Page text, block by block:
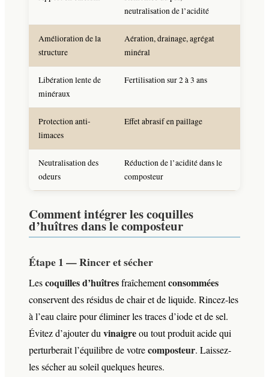
neutralisation de l’acidité
Amélioration de la
structure
Aération, drainage, agrégat
minéral
Libération lente de
minéraux
Fertilisation sur 2 à 3 ans
Protection anti-
limaces
Effet abrasif en paillage
Neutralisation des
odeurs
Réduction de l’acidité dans le
composteur
Comment intégrer les coquilles
d’huîtres dans le composteur
Étape 1 — Rincer et sécher
Lescoquilles d’huîtresfraîchementconsommées
conservent des résidus de chair et de liquide. Rincez-les
à l’eau claire pour éliminer les traces d’iode et de sel.
Évitez d’ajouter du vinaigreou tout produit acide qui
perturberait l’équilibre de votrecomposteur. Laissez-
les sécher au soleil quelques heures.